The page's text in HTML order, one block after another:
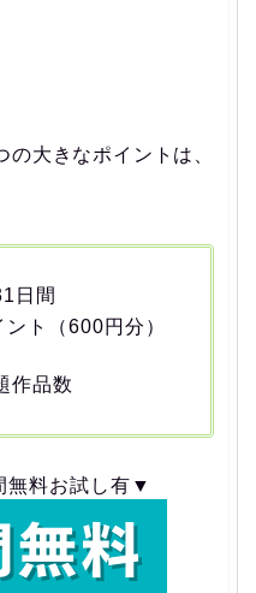
大きなポイントは、
日間
ト（600円分）
作品数
料お試し有▼